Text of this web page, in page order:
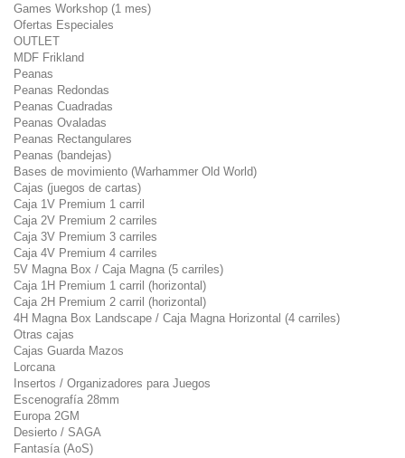
Games Workshop (1 mes)
Ofertas Especiales
OUTLET
MDF Frikland
Peanas
Peanas Redondas
Peanas Cuadradas
Peanas Ovaladas
Peanas Rectangulares
Peanas (bandejas)
Bases de movimiento (Warhammer Old World)
Cajas (juegos de cartas)
Caja 1V Premium 1 carril
Caja 2V Premium 2 carriles
Caja 3V Premium 3 carriles
Caja 4V Premium 4 carriles
5V Magna Box / Caja Magna (5 carriles)
Caja 1H Premium 1 carril (horizontal)
Caja 2H Premium 2 carril (horizontal)
4H Magna Box Landscape / Caja Magna Horizontal (4 carriles)
Otras cajas
Cajas Guarda Mazos
Lorcana
Insertos / Organizadores para Juegos
Escenografía 28mm
Europa 2GM
Desierto / SAGA
Fantasía (AoS)